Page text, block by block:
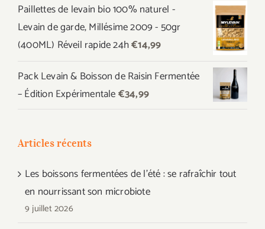
initial
était :
€44,97.
actuel
est :
€39,99.
Paillettes de levain bio 100% naturel -
Levain de garde, Millésime 2009 - 50gr
(400ML) Réveil rapide 24h€14,99
Pack Levain & Boisson de Raisin Fermentée
– Édition Expérimentale€34,99
Articles récents
Les boissons fermentées de l’été : se rafraîchir tout
en nourrissant son microbiote
9 juillet 2026